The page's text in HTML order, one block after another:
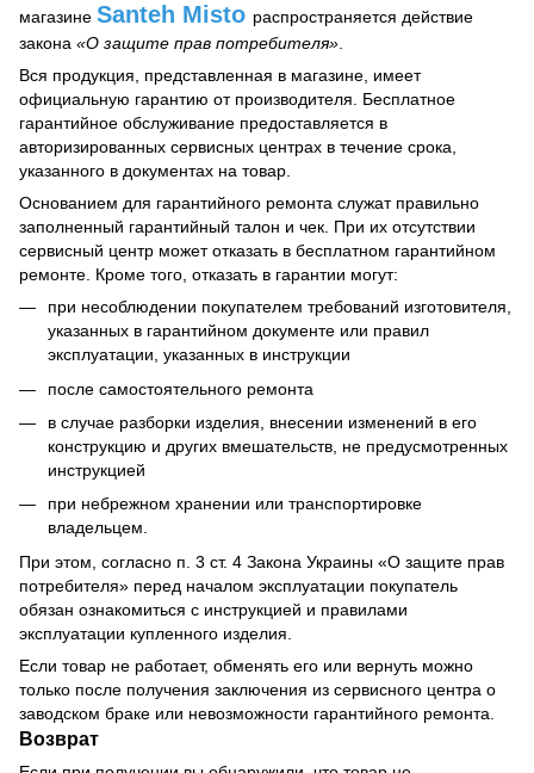
магазине Santeh Misto распространяется действие
закона «О защите прав потребителя».
Вся продукция, представленная в магазине, имеет
официальную гарантию от производителя. Бесплатное
гарантийное обслуживание предоставляется в
авторизированных сервисных центрах в течение срока,
указанного в документах на товар.
Основанием для гарантийного ремонта служат правильно
заполненный гарантийный талон и чек. При их отсутствии
сервисный центр может отказать в бесплатном гарантийном
ремонте. Кроме того, отказать в гарантии могут:
при несоблюдении покупателем требований изготовителя,
указанных в гарантийном документе или правил
эксплуатации, указанных в инструкции
после самостоятельного ремонта
в случае разборки изделия, внесении изменений в его
конструкцию и других вмешательств, не предусмотренных
инструкцией
при небрежном хранении или транспортировке
владельцем.
При этом, согласно п. 3 ст. 4 Закона Украины «О защите прав
потребителя» перед началом эксплуатации покупатель
обязан ознакомиться с инструкцией и правилами
эксплуатации купленного изделия.
Если товар не работает, обменять его или вернуть можно
только после получения заключения из сервисного центра о
заводском браке или невозможности гарантийного ремонта.
Возврат